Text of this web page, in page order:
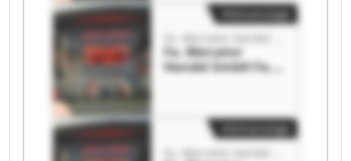
Fa. Mercator
Handel GmbH Fa.
Kleinanzeige
Kleinanzeige